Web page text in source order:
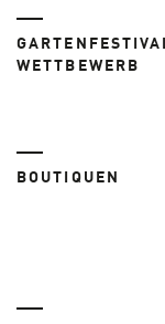
WETTBEWERB
BOUTIQUEN